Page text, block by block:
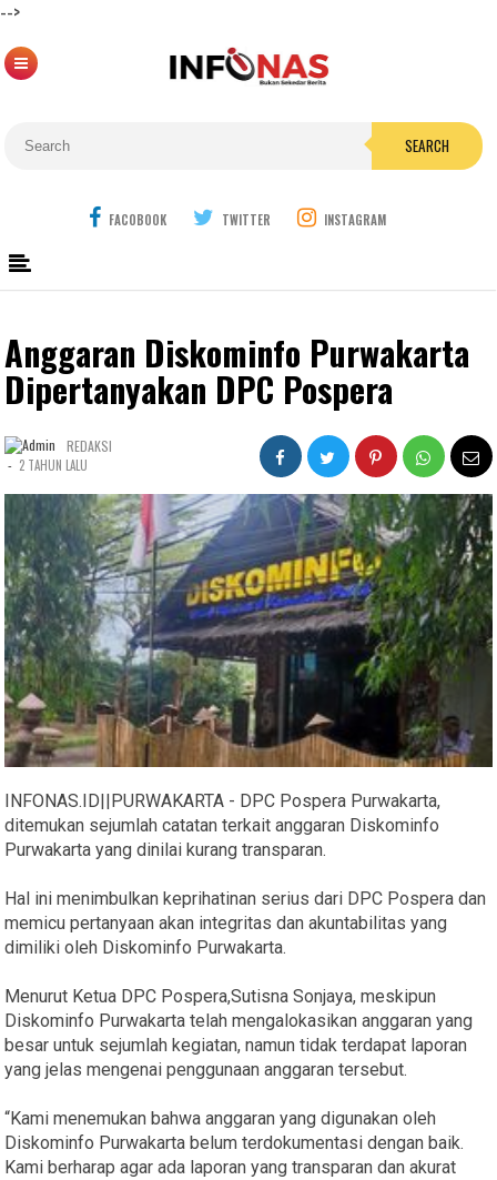
-->
SEARCH
FACOBOOK TWITTER INSTAGRAM
Anggaran Diskominfo Purwakarta
Dipertanyakan DPC Pospera
REDAKSI
- 2 TAHUN LALU
INFONAS.ID||PURWAKARTA - DPC Pospera Purwakarta,
ditemukan sejumlah catatan terkait anggaran Diskominfo
Purwakarta yang dinilai kurang transparan.
Hal ini menimbulkan keprihatinan serius dari DPC Pospera dan
memicu pertanyaan akan integritas dan akuntabilitas yang
dimiliki oleh Diskominfo Purwakarta.
Menurut Ketua DPC Pospera,Sutisna Sonjaya, meskipun
Diskominfo Purwakarta telah mengalokasikan anggaran yang
besar untuk sejumlah kegiatan, namun tidak terdapat laporan
yang jelas mengenai penggunaan anggaran tersebut.
“Kami menemukan bahwa anggaran yang digunakan oleh
Diskominfo Purwakarta belum terdokumentasi dengan baik.
Kami berharap agar ada laporan yang transparan dan akurat